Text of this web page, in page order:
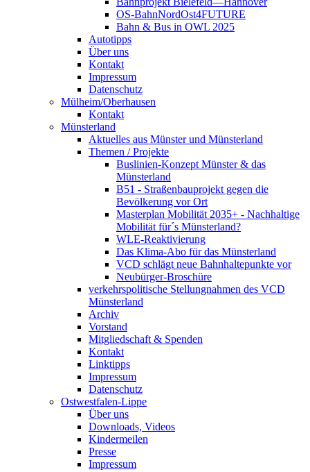
OS-BahnNordOst4FUTURE
Bahn & Bus in OWL 2025
Autotipps
Über uns
Kontakt
Impressum
Datenschutz
Mülheim/Oberhausen
Kontakt
Münsterland
Aktuelles aus Münster und Münsterland
Themen / Projekte
Buslinien-Konzept Münster & das
Münsterland
B51 - Straßenbauprojekt gegen die
Bevölkerung vor Ort
Masterplan Mobilität 2035+ - Nachhaltige
Mobilität für´s Münsterland?
WLE-Reaktivierung
Das Klima-Abo für das Münsterland
VCD schlägt neue Bahnhaltepunkte vor
Neubürger-Broschüre
verkehrspolitische Stellungnahmen des VCD
Münsterland
Archiv
Vorstand
Mitgliedschaft & Spenden
Kontakt
Linktipps
Impressum
Datenschutz
Ostwestfalen-Lippe
Über uns
Downloads, Videos
Kindermeilen
Presse
Impressum